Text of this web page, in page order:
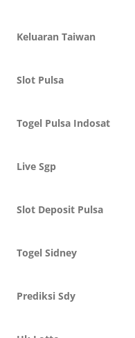
Keluaran Taiwan
Slot Pulsa
Togel Pulsa Indosat
Live Sgp
Slot Deposit Pulsa
Togel Sidney
Prediksi Sdy